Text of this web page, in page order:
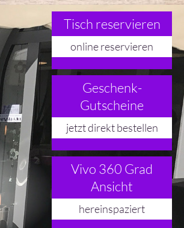
Tisch reservieren
online reservieren
Geschenk-
Gutscheine
jetzt direkt bestellen
Vivo 360 Grad
Ansicht
hereinspaziert